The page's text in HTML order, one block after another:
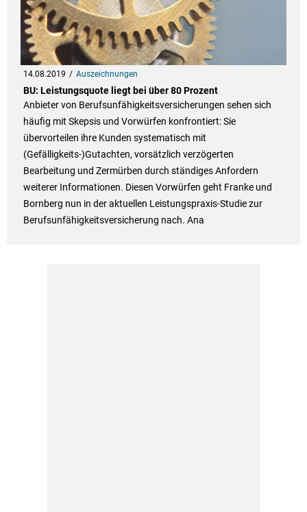
14.08.2019 Auszeichnungen
BU: Leistungsquote liegt bei über 80 Prozent
Anbieter von Berufsunfähigkeitsversicherungen sehen sich
häufig mit Skepsis und Vorwürfen konfrontiert: Sie
übervorteilen ihre Kunden systematisch mit
(Gefälligkeits-)Gutachten, vorsätzlich verzögerten
Bearbeitung und Zermürben durch ständiges Anfordern
weiterer Informationen. Diesen Vorwürfen geht Franke und
Bornberg nun in der aktuellen Leistungspraxis-Studie zur
Berufsunfähigkeitsversicherung nach. Ana